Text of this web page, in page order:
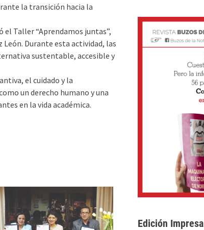
la transición hacia la
Taller “Aprendamos juntas”,
Durante esta actividad, las
sustentable, accesible y
el cuidado y la
un derecho humano y una
en la vida académica.
Edición Impresa